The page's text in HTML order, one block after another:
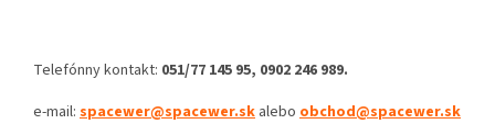
Telefónny kontakt: 051/77 145 95, 0902 246 989.
e-mail: spacewer@spacewer.sk alebo obchod@spacewer.sk